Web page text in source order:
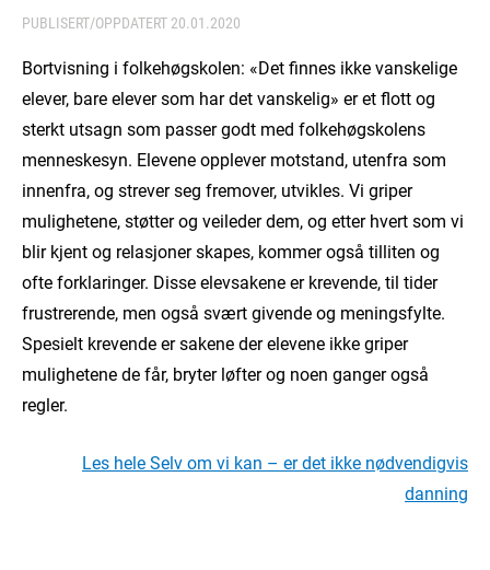
PUBLISERT/OPPDATERT 20.01.2020
Bortvisning i folkehøgskolen: «Det finnes ikke vanskelige
elever, bare elever som har det vanskelig» er et flott og
sterkt utsagn som passer godt med folkehøgskolens
menneskesyn. Elevene opplever motstand, utenfra som
innenfra, og strever seg fremover, utvikles. Vi griper
mulighetene, støtter og veileder dem, og etter hvert som vi
blir kjent og relasjoner skapes, kommer også tilliten og
ofte forklaringer. Disse elevsakene er krevende, til tider
frustrerende, men også svært givende og meningsfylte.
Spesielt krevende er sakene der elevene ikke griper
mulighetene de får, bryter løfter og noen ganger også
regler.
Les hele Selv om vi kan – er det ikke nødvendigvis
danning